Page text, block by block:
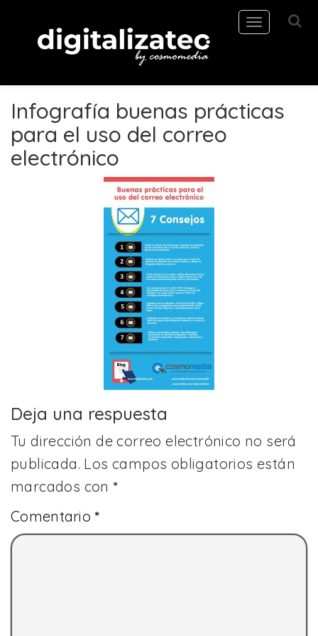
Toggle
navigation
Infografía buenas prácticas
para el uso del correo
electrónico
Deja una respuesta
Tu dirección de correo electrónico no será
publicada. Los campos obligatorios están
marcados con*
Comentario*